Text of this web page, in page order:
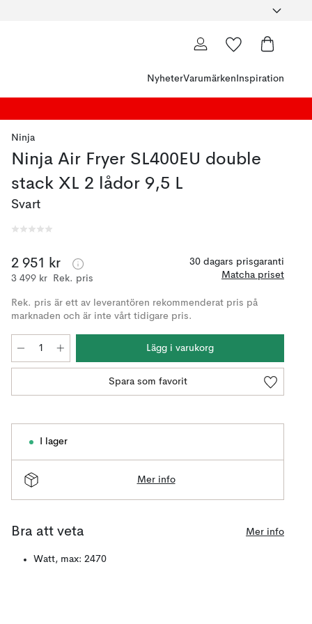
NyheterVarumärken Inspiration
Ninja
Ninja Air Fryer SL400EU double
stack XL 2 lådor 9,5 L
Svart
2 951 kr
3 499 kr Rek. pris
30 dagars prisgaranti
Matcha priset
Rek. pris är ett av leverantören rekommenderat pris på
marknaden och är inte vårt tidigare pris.
Lägg i varukorg
Spara som favorit
I lager
Mer info
Bra att veta Mer info
Watt, max: 2470